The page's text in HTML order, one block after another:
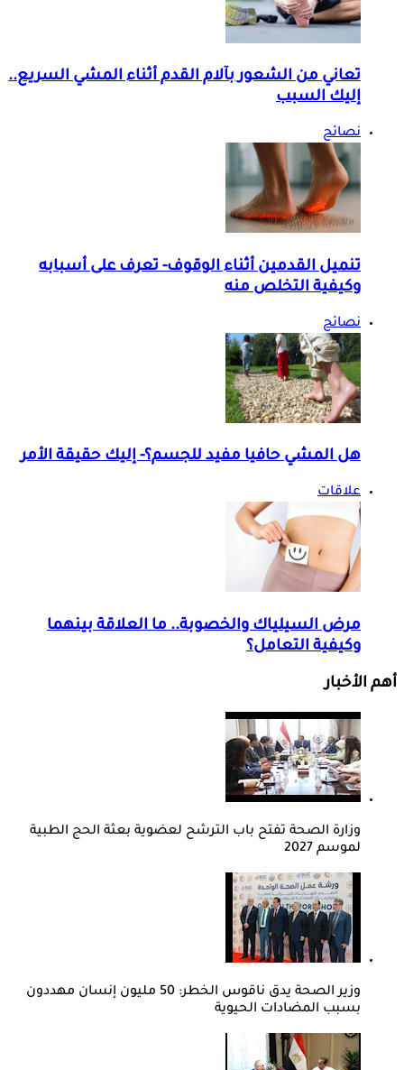
تعاني من الشعور بآلام القدم أثناء المشي السريع..
إليك السبب
نصائح
تنميل القدمين أثناء الوقوف- تعرف على أسبابه
وكيفية التخلص منه
نصائح
هل المشي حافيا مفيد للجسم؟- إليك حقيقة الأمر
علاقات
مرض السيلياك والخصوبة.. ما العلاقة بينهما
وكيفية التعامل؟
أهم الأخبار
وزارة الصحة تفتح باب الترشح لعضوية بعثة الحج الطبية
لموسم 2027
وزير الصحة يدق ناقوس الخطر: 50 مليون إنسان مهددون
بسبب المضادات الحيوية